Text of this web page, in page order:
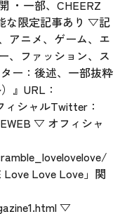
・一部、CHEERZ
な限定記事あり ▽記
アニメ、ゲーム、エ
、ファッション、ス
ー：後述、一部抜粋
』URL：
シャルTwitter：
▽ オフィシャ
Love Love Love」関
▽